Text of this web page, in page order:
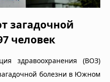
загадочной
человек
здравоохранения (ВОЗ)
болезни в Южном